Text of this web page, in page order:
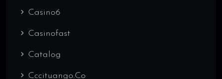
Casino6
Casinofast
Catalog
Cccituango.co